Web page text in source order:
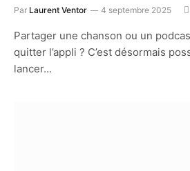
Par Laurent Ventor 4 septembre 2025
Partager une chanson ou un
quitter l’appli ? C’est désormais
lancer…